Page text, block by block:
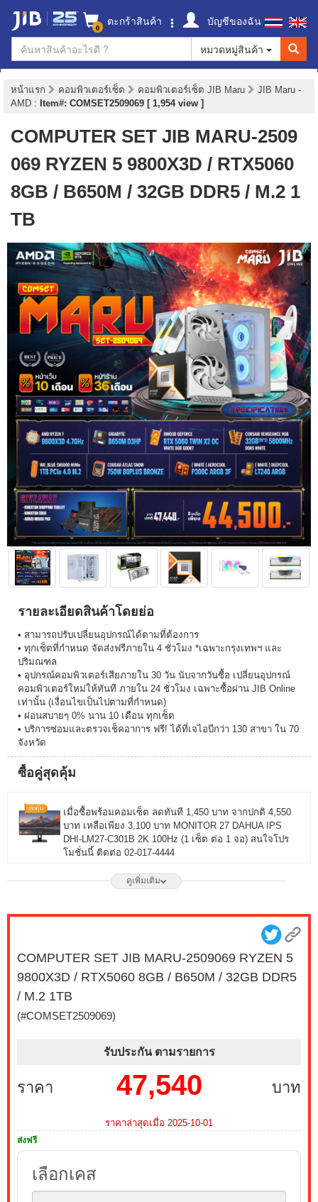
0 ตะกร้าสินค้า
บัญชีของฉัน
หมวดหมู่สินค้า
หน้าแรก คอมพิวเตอร์เซ็ต คอมพิวเตอร์เซ็ต JIB Maru
JIB Maru -
AMD : Item#: COMSET2509069 [ 1,954 view ]
COMPUTER SET JIB MARU-2509
069 RYZEN 5 9800X3D / RTX5060
8GB / B650M / 32GB DDR5 / M.2 1
TB
รายละเอียดสินค้าโดยย่อ
• สามารถปรับเปลี่ยนอุปกรณ์ได้ตามที่ต้องการ
• ทุกเซ็ตที่กำหนด จัดส่งฟรีภายใน 4 ชั่วโมง *เฉพาะกรุงเทพฯ และ
ปริมณฑล
• อุปกรณ์คอมพิวเตอร์เสียภายใน 30 วัน นับจากวันซื้อ เปลี่ยนอุปกรณ์
คอมพิวเตอร์ใหม่ให้ทันที ภายใน 24 ชั่วโมง เฉพาะซื้อผ่าน JIB Online
เท่านั้น (เงื่อนไขเป็นไปตามที่กำหนด)
• ผ่อนสบายๆ 0% นาน 10 เดือน ทุกเซ็ต
• บริการซ่อมและตรวจเช็คอาการ ฟรี! ได้ที่เจไอบีกว่า 130 สาขา ใน 70
จังหวัด
ซื้อคู่สุดคุ้ม
เมื่อซื้อพร้อมคอมเซ็ต ลดทันที 1,450 บาท จากปกติ 4,550
บาท เหลือเพียง 3,100 บาท MONITOR 27 DAHUA IPS
DHI-LM27-C301B 2K 100Hz (1 เซ็ต ต่อ 1 จอ) สนใจโปร
โมชั่นนี้ ติดต่อ 02-017-4444
เมื่อซื้อพร้อมคอมเซ็ต ลดทันที 1,750 บาท จากปกติ 6,650
27G550B-B 300Hz G-SYNC-COM (1 เซ็ต ต่อ 1 จอ)
บาท เหลือเพียง 2,300 บาท MONITOR 23.8 MSI IPS
PRO MP243L E14 144Hz FREESYNC (1 เซ็ต ต่อ 1 จอ)
บริการ Onsite Service ติดตั้งคอมพิวเตอร์ถึงบ้านคุณ เมื่อ
ซื้อพร้อมคอมเซ็ต ลดทันที 200 บาท จากปกติ 1,000 บาท
สนใจโปรโมชั่นนี้ ติดต่อ 02-017-4444
เมื่อซื้อพร้อมคอมเซ็ต ลดทันที 790 บาท จากปกติ 3,590
MP273L E14 144Hz FREESYNC (1 เซ็ต ต่อ 1 จอ) สนใจ
ดูเพิ่มเติม
COMPUTER SET JIB MARU-2509069 RYZEN 5
9800X3D / RTX5060 8GB / B650M / 32GB DDR5
/ M.2 1TB
(#COMSET2509069)
รับประกัน ตามรายการ
ราคา บาท
47,540
ราคาล่าสุดเมื่อ 2025-10-01
ส่งฟรี
เลือกเคส